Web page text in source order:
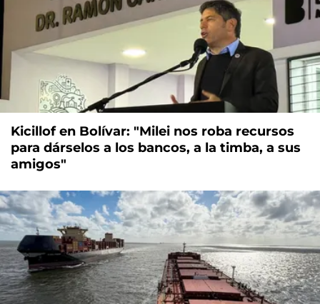
Kicillof en Bolívar: "Milei nos roba recursos
para dárselos a los bancos, a la timba, a sus
amigos"